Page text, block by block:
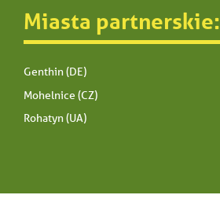
Miasta partnerskie:
Genthin (DE)
Mohelnice (CZ)
Rohatyn (UA)